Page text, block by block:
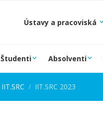
Ústavy a pracoviská
Študenti Absolventi
IIT.SRC IIT.SRC 2023